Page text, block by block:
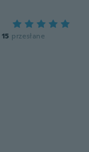
15 przesłane